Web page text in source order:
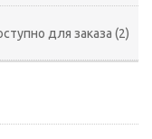
для заказа (2)